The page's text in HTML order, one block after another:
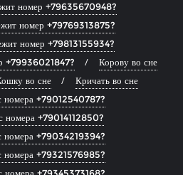
номер +79635670948?
номер +79769313875?
номер +79813155934?
+79936021847?
Корову во сне
во сне
Кричать во сне
номера +79012540787?
номера +79014112850?
номера +79034219394?
номера +79321576985?